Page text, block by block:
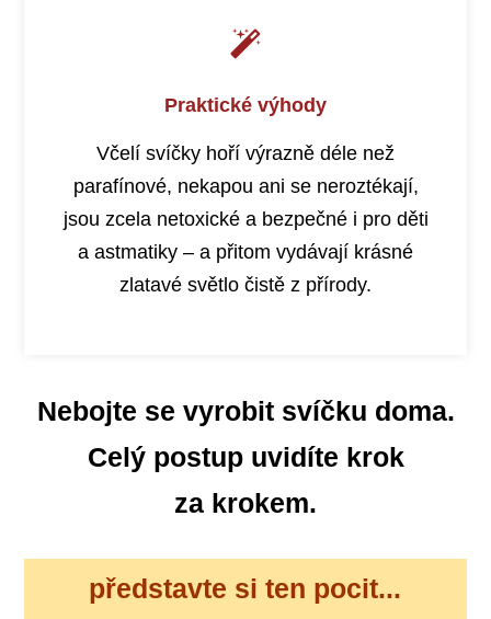
Praktické výhody
Včelí svíčky hoří výrazně déle než
parafínové, nekapou ani se neroztékají,
jsou zcela netoxické a bezpečné i pro děti
a astmatiky – a přitom vydávají krásné
zlatavé světlo čistě z přírody.
Nebojte se vyrobit svíčku doma.
Celý postup uvidíte krok
za krokem.
představte si ten pocit...